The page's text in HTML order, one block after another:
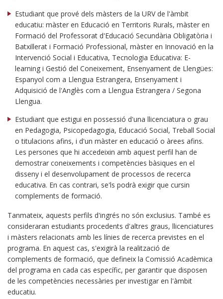
Estudiant que prové dels màsters de la URV de l'àmbit
educatiu: màster en Educació en Territoris Rurals, màster en
Formació del Professorat d'Educació Secundària Obligatòria i
Batxillerat i Formació Professional, màster en Innovació en la
Intervenció Social i Educativa, Tecnologia Educativa: E-
learning i Gestió del Coneixement, Ensenyament de Llengües:
Espanyol com a Llengua Estrangera, Ensenyament i
Adquisició de l'Anglès com a Llengua Estrangera / Segona
Llengua.
Estudiant que estigui en possessió d'una llicenciatura o grau
en Pedagogia, Psicopedagogia, Educació Social, Treball Social
o titulacions afins, i d'un màster en educació o àrees afins.
Les persones que hi accedeixin amb aquest perfil han de
demostrar coneixements i competències bàsiques en el
disseny i el desenvolupament de processos de recerca
educativa. En cas contrari, se'ls podrà exigir que cursin
complements de formació.
Tanmateix, aquests perfils d'ingrés no són exclusius. També es
consideraran estudiants procedents d'altres graus, llicenciatures
i màsters relacionats amb les línies de recerca previstes en el
programa. En aquest cas, s'exigirà la realització de
complements de formació, que defineix la Comissió Acadèmica
del programa en cada cas específic, per garantir que disposen
de les competències necessàries per investigar en l'àmbit
educatiu.